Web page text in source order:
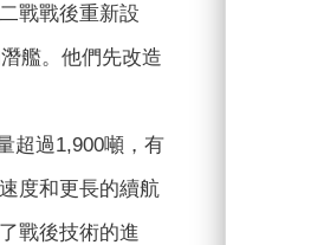
戰戰後重新設
艦。他們先改造
超過1,900噸，有
度和更長的續航
戰後技術的進